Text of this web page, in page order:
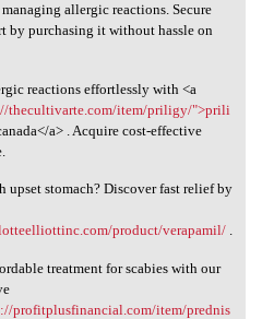
allergic reactions. Secure
by purchasing it without hassle on
reactions effortlessly with <a
thecultivarte.com/item/priligy/">prili
a> . Acquire cost-effective
upset stomach? Discover fast relief by
product/verapamil/.
treatment for scabies with our
profitplusfinancial.com/item/prednis